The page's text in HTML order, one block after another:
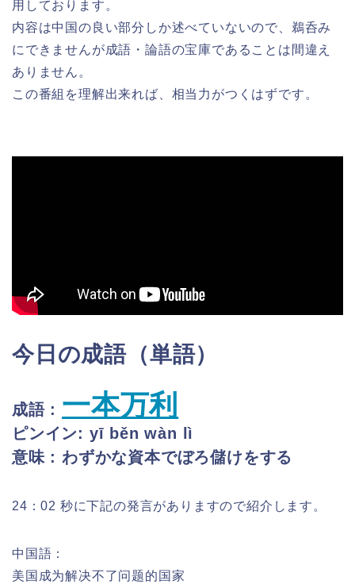
用しております。
内容は中国の良い部分しか述べていないので、鵜呑み
にできませんが成語・論語の宝庫であることは間違え
ありません。
この番組を理解出来れば、相当力がつくはずです。
今日の成語（単語）
成語 : 一本万利
ピンイン: yī běn wàn lì
意味 : わずかな資本でぼろ儲けをする
24：02 秒に下記の発言がありますので紹介します。
中国語：
美国成为解决不了问题的国家